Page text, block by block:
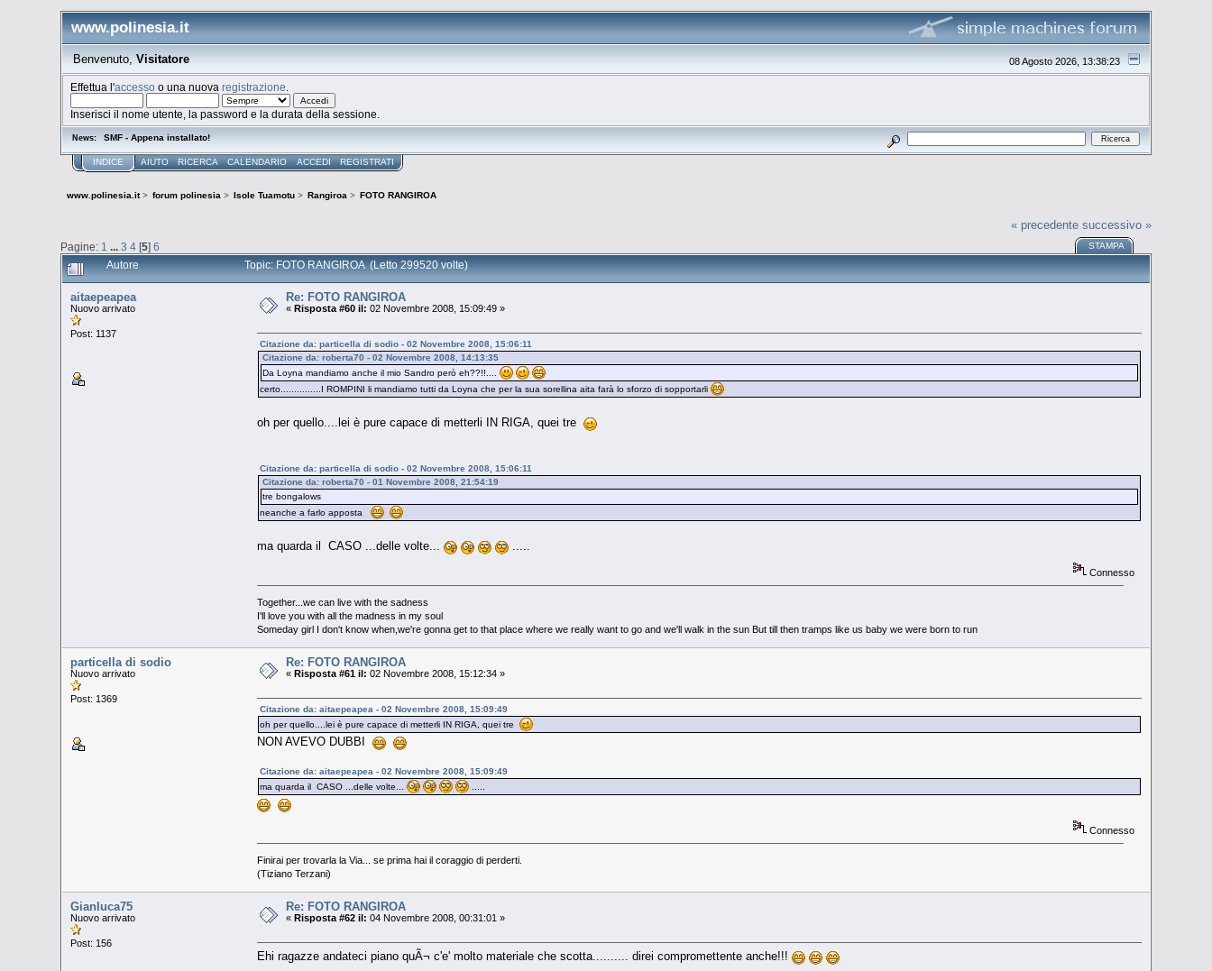
www.polinesia.it
08 Agosto 2026, 13:38:23
Benvenuto, Visitatore
Effettua l'accesso o una nuovaregistrazione
Inserisci il nome utente, la password e la durata della sessione.
News: SMF - Appena installato!
INDICE AIUTO RICERCA CALENDARIO ACCEDI REGISTRATI
www.polinesia.it> forum polinesia> Isole Tuamotu> Rangiroa > FOTO RANGIROA
« precedente successivo »
Pagine: 1 ...3 4 [5]6 STAMPA
Autore Topic: FOTO RANGIROA (Letto 299520 volte)
aitaepeapea
Nuovo arrivato
Post: 1137
Re: FOTO RANGIROA
« Risposta #60 il: 02 Novembre 2008, 15:09:49 »
Citazione da: particella di sodio - 02 Novembre 2008, 15:06:11
Citazione da: roberta70 - 02 Novembre 2008, 14:13:35
Da Loyna mandiamo anche il mio Sandro però eh??!!....
certo...............I ROMPINI li mandiamo tutti da Loyna che per la sua sorellina aita farà lo sforzo di sopportarli
oh per quello....lei è pure capace di metterli IN RIGA, quei tre
Citazione da: particella di sodio - 02 Novembre 2008, 15:06:11
Citazione da: roberta70 - 01 Novembre 2008, 21:54:19
tre bongalows
neanche a farlo apposta
ma quarda il CASO ...delle volte... .....
Connesso
Together...we can live with the sadness
I'll love you with all the madness in my soul
Someday girl I don't know when,we're gonna get to that place where we really want to go and we'll walk in the sun But till then tramps like us baby we were born to run
particella di sodio
Nuovo arrivato
Post: 1369
Re: FOTO RANGIROA
« Risposta #61 il: 02 Novembre 2008, 15:12:34 »
Citazione da: aitaepeapea - 02 Novembre 2008, 15:09:49
oh per quello....lei è pure capace di metterli IN RIGA, quei tre
NON AVEVO DUBBI
Citazione da: aitaepeapea - 02 Novembre 2008, 15:09:49
ma quarda il CASO ...delle volte...
.....
Connesso
Finirai per trovarla la Via... se prima hai il coraggio di perderti.
(Tiziano Terzani)
Gianluca75
Nuovo arrivato
Post: 156
Re: FOTO RANGIROA
« Risposta #62 il: 04 Novembre 2008, 00:31:01 »
Ehi ragazze andateci piano quÃ¬ c'e' molto materiale che scotta.......... direi compromettente anche!!!